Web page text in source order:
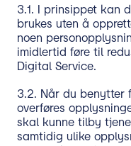
3.1. I prinsippet kan
brukes uten å
noen
imidlertid føre til
Digital Service.
3.2. Når du benytter
overføres
skal kunne tilby
samtidig ulike